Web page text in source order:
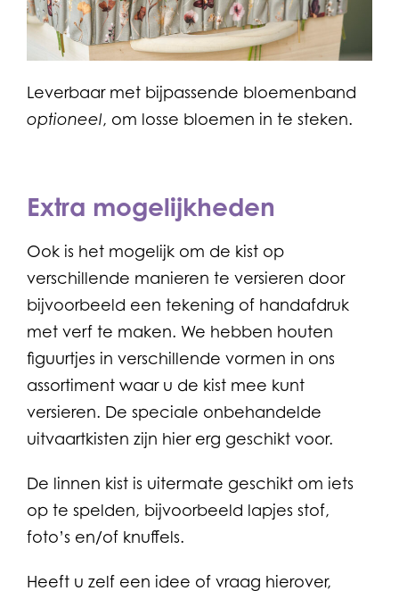
Leverbaar met bijpassende bloemenband
optioneel, om losse bloemen in te steken.
Extra mogelijkheden
Ook is het mogelijk om de kist op
verschillende manieren te versieren door
bijvoorbeeld een tekening of handafdruk
met verf te maken. We hebben houten
figuurtjes in verschillende vormen in ons
assortiment waar u de kist mee kunt
versieren. De speciale onbehandelde
uitvaartkisten zijn hier erg geschikt voor.
De linnen kist is uitermate geschikt om iets
op te spelden, bijvoorbeeld lapjes stof,
foto’s en/of knuffels.
Heeft u zelf een idee of vraag hierover,